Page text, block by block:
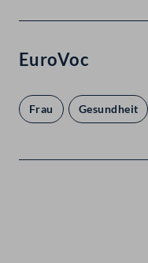
EuroVoc
Frau Gesundheit